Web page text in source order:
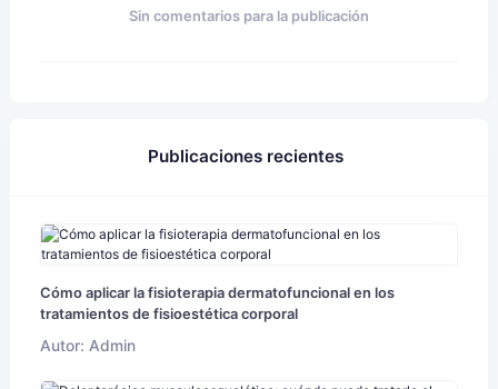
Sin comentarios para la publicación
Publicaciones recientes
Cómo aplicar la fisioterapia dermatofuncional en los
tratamientos de fisioestética corporal
Autor: Admin